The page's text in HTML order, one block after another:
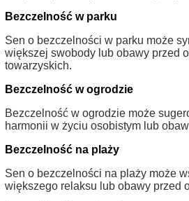
Bezczelność w parku
Sen o bezczelności w parku może
większej swobody lub obawy przed
towarzyskich.
Bezczelność w ogrodzie
Bezczelność w ogrodzie może
harmonii w życiu osobistym lub
Bezczelność na plaży
Sen o bezczelności na plaży może
większego relaksu lub obawy przed